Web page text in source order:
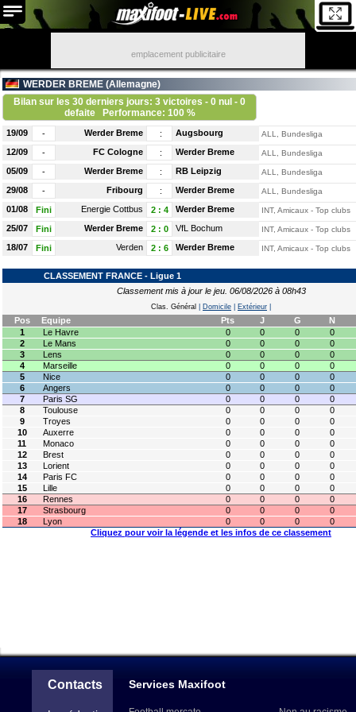
emplacement publicitaire
WERDER BREME (Allemagne)
Bilan sur les 30 derniers jours: 3 victoires - 0 nul - 0
defaite
Performance: 100 %
19/09 - Werder Breme : Augsbourg ALL, Bundesliga
12/09 - FC Cologne : Werder Breme ALL, Bundesliga
05/09 - Werder Breme : RB Leipzig ALL, Bundesliga
29/08 - Fribourg : Werder Breme ALL, Bundesliga
01/08 Fini Energie Cottbus 2: 4 Werder Breme INT, Amicaux - Top clubs
25/07 Fini Werder Breme 2: 0 VfL Bochum INT, Amicaux - Top clubs
18/07 Fini Verden 2: 6 Werder Breme INT, Amicaux - Top clubs
CLASSEMENT FRANCE - Ligue 1
Classement mis à jour le jeu. 06/08/2026 à 08h43
Clas. Général Domicile Extérieur
Pos Equipe Pts J G
N
1
Le Havre 0 0 0
0
2
Le Mans 0 0 0
0
3
Lens 0 0 0
0
4
Marseille 0 0 0
0
5
Nice 0 0 0
0
6
Angers 0 0 0
0
7
Paris SG 0 0 0
0
8
Toulouse 0 0 0
0
9
Troyes 0 0 0
0
10
Auxerre 0 0 0
0
11
Monaco 0 0 0
0
12
Brest 0 0 0
0
13
Lorient 0 0 0
0
14
Paris FC 0 0 0
0
15
Lille 0 0 0
0
16
Rennes 0 0 0
0
17
Strasbourg 0 0 0
0
18
Lyon 0 0 0
0
Cliquez pour voir la légende et les infos de ce classement
Contacts Services Maxifoot